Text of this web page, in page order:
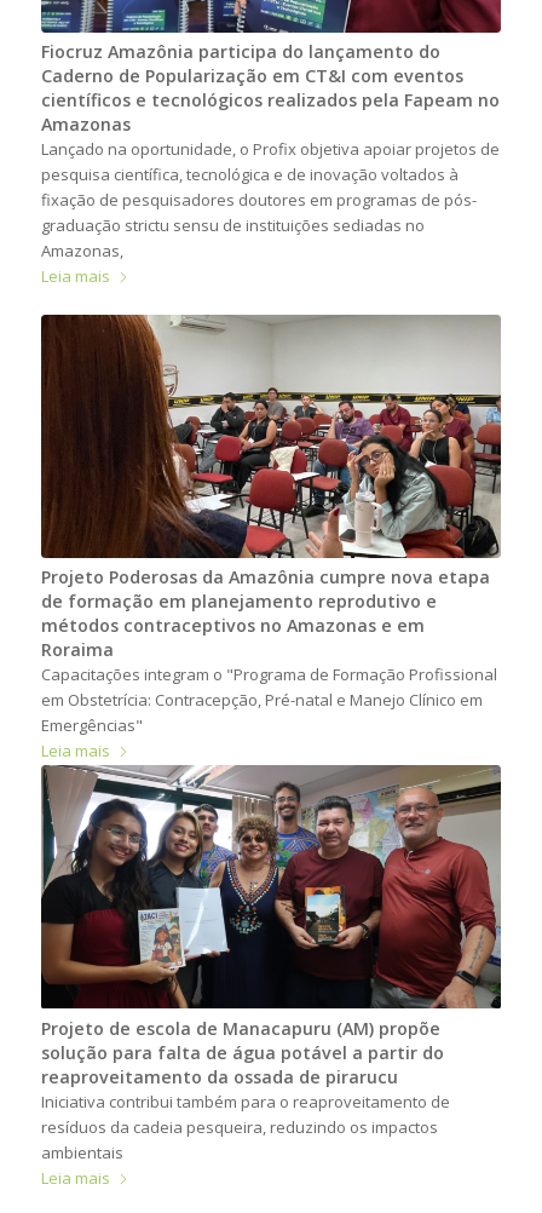
Fiocruz Amazônia participa do lançamento do
Caderno de Popularização em CT&I com eventos
científicos e tecnológicos realizados pela Fapeam no
Amazonas
Lançado na oportunidade, o Profix objetiva apoiar projetos de
pesquisa científica, tecnológica e de inovação voltados à
fixação de pesquisadores doutores em programas de pós-
graduação strictu sensu de instituições sediadas no
Amazonas,
Leia mais
Projeto Poderosas da Amazônia cumpre nova etapa
de formação em planejamento reprodutivo e
métodos contraceptivos no Amazonas e em
Roraima
Capacitações integram o "Programa de Formação Profissional
em Obstetrícia: Contracepção, Pré-natal e Manejo Clínico em
Emergências"
Leia mais
Projeto de escola de Manacapuru (AM) propõe
solução para falta de água potável a partir do
reaproveitamento da ossada de pirarucu
Iniciativa contribui também para o reaproveitamento de
resíduos da cadeia pesqueira, reduzindo os impactos
ambientais
Leia mais